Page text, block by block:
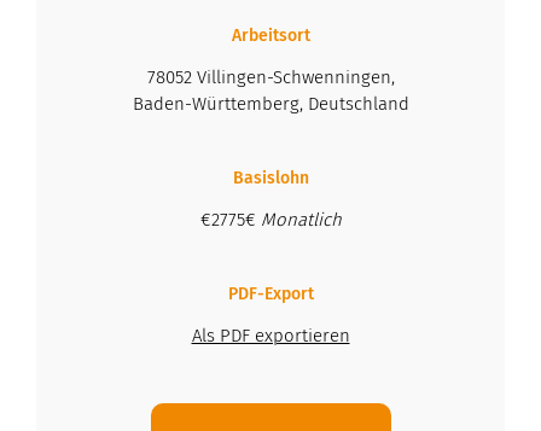
Arbeitsort
78052 Villingen-Schwenningen,
Baden-Württemberg, Deutschland
Basislohn
€2775€ Monatlich
PDF-Export
Als PDF exportieren